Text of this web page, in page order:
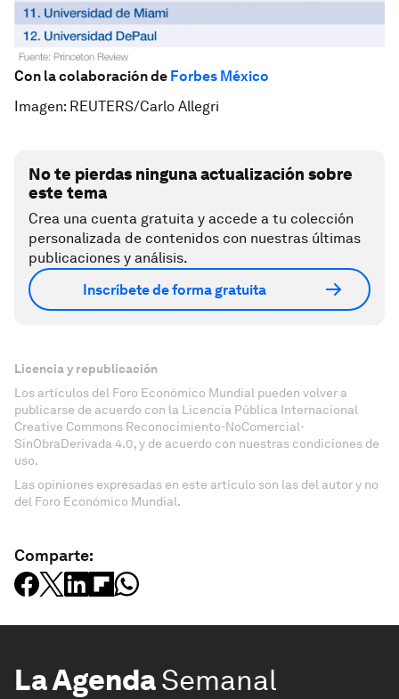
Con la colaboración de Forbes México
Imagen: REUTERS/Carlo Allegri
No te pierdas ninguna actualización sobre
este tema
Crea una cuenta gratuita y accede a tu colección
personalizada de contenidos con nuestras últimas
publicaciones y análisis.
Inscríbete de forma gratuita
Licencia y republicación
Los artículos del Foro Económico Mundial pueden volver a
publicarse de acuerdo con la Licencia Pública Internacional
Creative Commons Reconocimiento-NoComercial-
SinObraDerivada 4.0, y de acuerdo con nuestras condiciones de
uso.
Las opiniones expresadas en este artículo son las del autor y no
del Foro Económico Mundial.
Comparte:
La AgendaSemanal